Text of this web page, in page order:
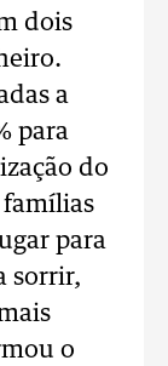
dois
a
para
do
famílias
para
sorrir,
o